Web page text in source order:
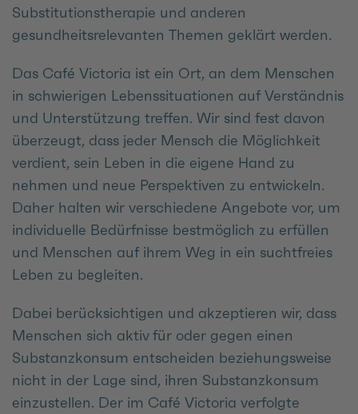
Substitutionstherapie und anderen
gesundheitsrelevanten Themen geklärt werden.
Das Café Victoria ist ein Ort, an dem Menschen
in schwierigen Lebenssituationen auf Verständnis
und Unterstützung treffen. Wir sind fest davon
überzeugt, dass jeder Mensch die Möglichkeit
verdient, sein Leben in die eigene Hand zu
nehmen und neue Perspektiven zu entwickeln.
Daher halten wir verschiedene Angebote vor, um
individuelle Bedürfnisse bestmöglich zu erfüllen
und Menschen auf ihrem Weg in ein suchtfreies
Leben zu begleiten.
Dabei berücksichtigen und akzeptieren wir, dass
Menschen sich aktiv für oder gegen einen
Substanzkonsum entscheiden beziehungsweise
nicht in der Lage sind, ihren Substanzkonsum
einzustellen. Der im Café Victoria verfolgte